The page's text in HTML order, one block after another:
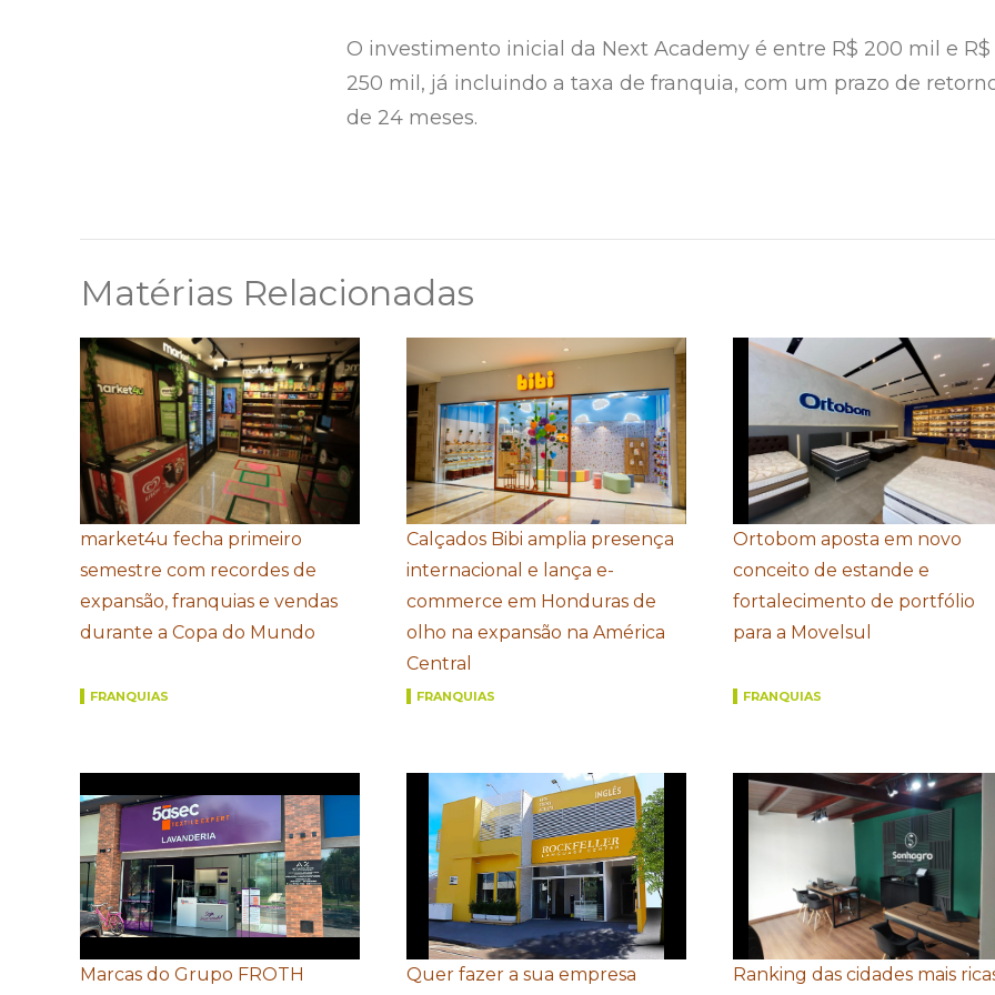
O investimento inicial da Next Academy é entre R$ 200 mil e R$
250 mil, já incluindo a taxa de franquia, com um prazo de
de 24 meses.
Matérias Relacionadas
market4u fecha primeiro
semestre com recordes de
expansão, franquias e vendas
durante a Copa do Mundo
FRANQUIAS
Calçados Bibi amplia presença
internacional e lança e-
commerce em Honduras de
olho na expansão na América
Central
FRANQUIAS
Ortobom aposta em novo
conceito de estande e
fortalecimento de portfólio
para a Movelsul
FRANQUIAS
Marcas do Grupo FROTH Quer fazer a sua empresa Ranking das cidades mais